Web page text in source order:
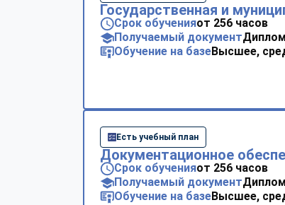
Государственная и
Срок обученияот 256 часов
Получаемый документ
Обучение на базеВысшее,
Есть учебный план
Документационное
Срок обученияот 256 часов
Получаемый документ
Обучение на базеВысшее,